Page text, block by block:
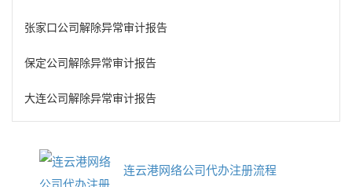
张家口公司解除异常审计报告
保定公司解除异常审计报告
大连公司解除异常审计报告
连云港网络公司代办注册流程